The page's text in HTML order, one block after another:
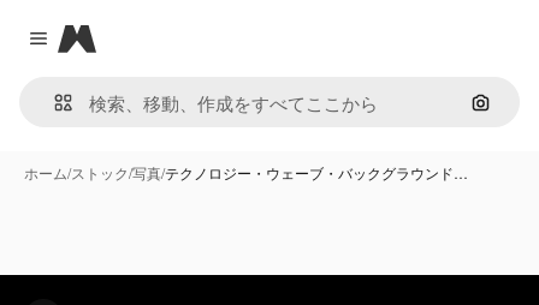
Close menu
Magnific
画像で
ホーム/ストック/写真/テクノロジー・ウェーブ・バックグラウンド…